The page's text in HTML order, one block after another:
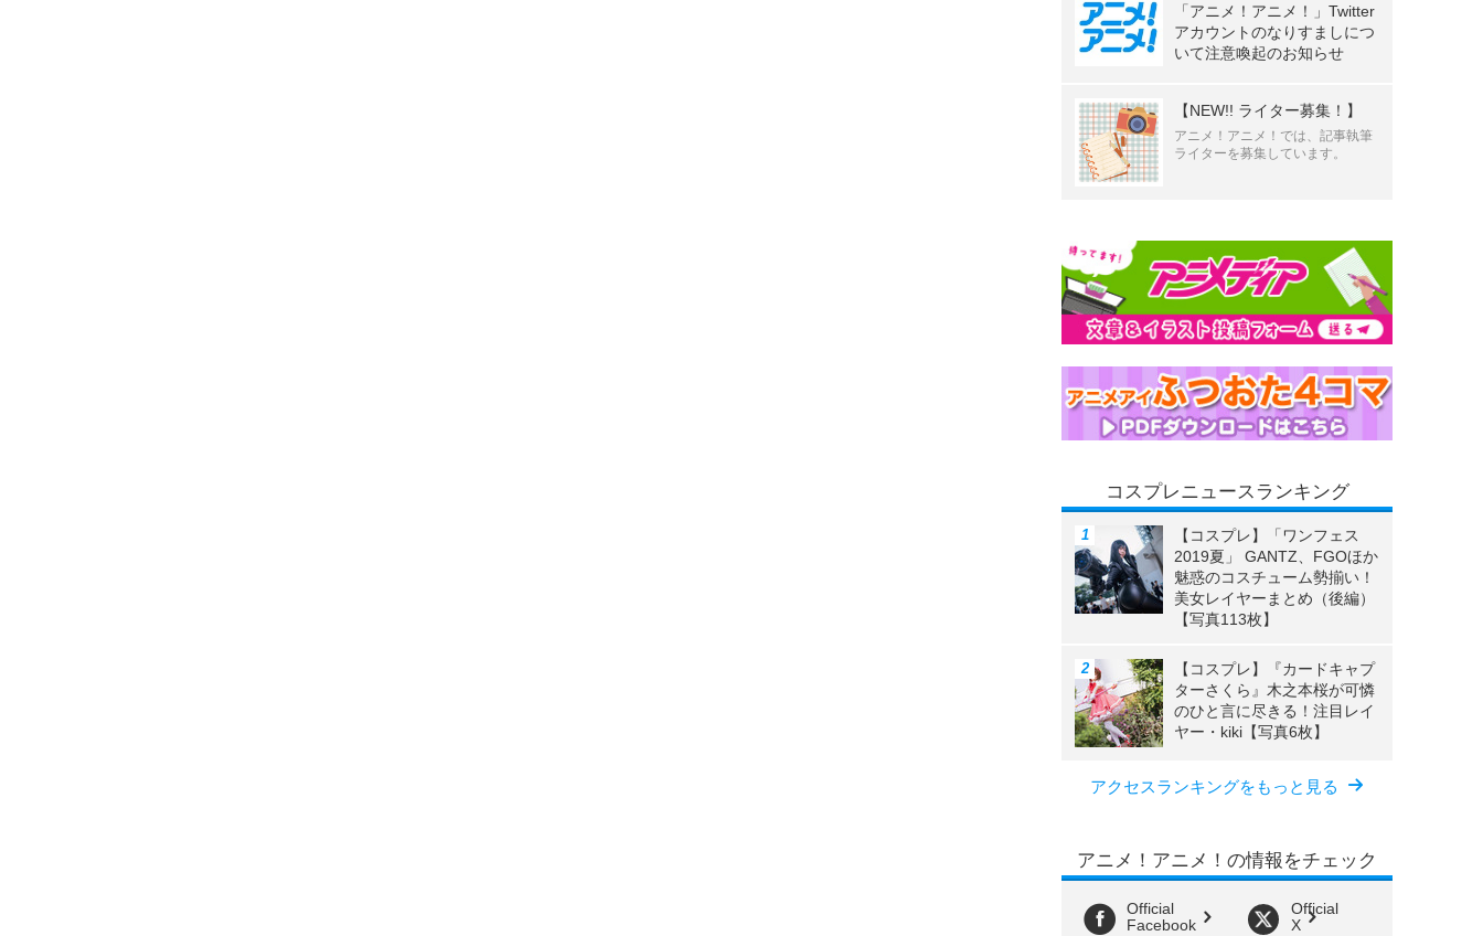
「アニメ！アニメ！」Twitter
アカウントのなりすましにつ
いて注意喚起のお知らせ
【NEW!! ライター募集！】
アニメ！アニメ！では、記事執筆
ライターを募集しています。
コスプレニュースランキング
【コスプレ】「ワンフェス
2019夏」 GANTZ、FGOほか
魅惑のコスチューム勢揃い！
美女レイヤーまとめ（後編）
【写真113枚】
【コスプレ】『カードキャプ
ターさくら』木之本桜が可憐
のひと言に尽きる！注目レイ
ヤー・kiki【写真6枚】
アクセスランキングをもっと見る
アニメ！アニメ！の情報をチェック
Official
Facebook
Official
X